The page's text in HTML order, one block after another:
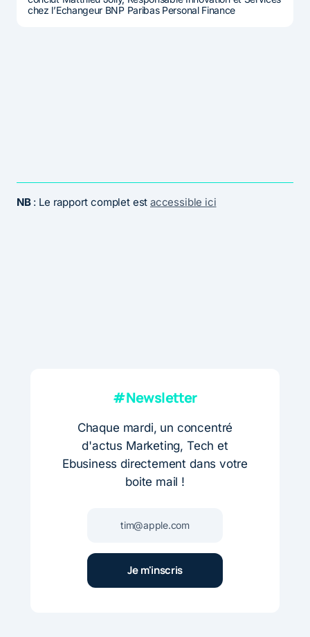
chez l’Echangeur BNP Paribas Personal Finance
NB : Le rapport complet est accessible ici
#Newsletter
Chaque mardi, un concentré
d'actus Marketing, Tech et
Ebusiness directement dans votre
boite mail !